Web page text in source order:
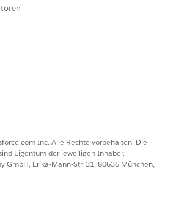
Inc. Alle Rechte vorbehalten. Die
Eigentum der jeweiligen Inhaber.
GmbH, Erika-Mann-Str. 31, 80636 München,